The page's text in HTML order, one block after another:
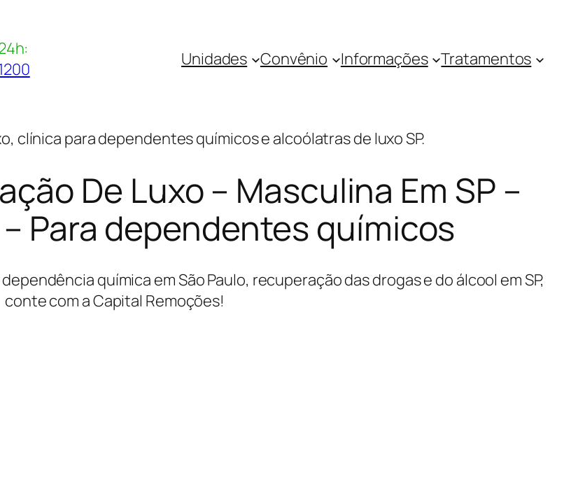
Unidades Convênio Informações Tratamentos
clínica para dependentes químicos e alcoólatras de luxo SP.
De Luxo – Masculina Em SP –
Para dependentes químicos
química em São Paulo, recuperação das drogas e do álcool em SP,
conte com a Capital Remoções!